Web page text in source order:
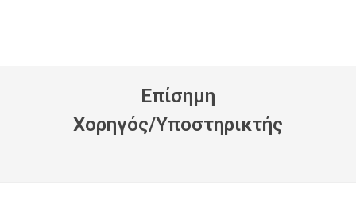
Eπίσημη
Xορηγός/Yποστηρικτής